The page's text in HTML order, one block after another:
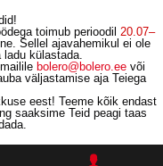
toimub perioodil 20.07–
Sellel ajavahemikul ei ole
ladu külastada.
bolero@ bolero.ee või
väljastamise aja Teiega
eest! Teeme kõik endast
saaksime Teid peagi taas